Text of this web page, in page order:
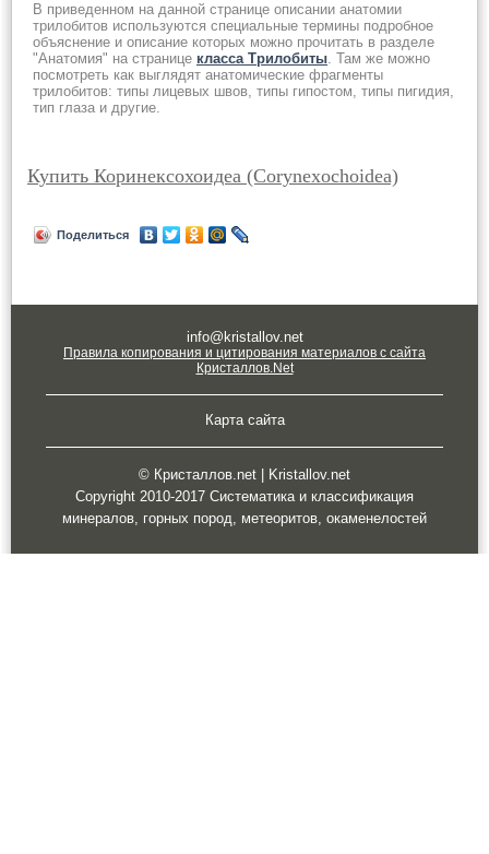
В приведенном на данной странице описании анатомии
трилобитов используются специальные термины подробное
объяснение и описание которых можно прочитать в разделе
"Анатомия" на странице класса Трилобиты. Там же можно
посмотреть как выглядят анатомические фрагменты
трилобитов: типы лицевых швов, типы гипостом, типы пигидия,
тип глаза и другие.
Купить Коринексохоидеа (Corynexochoidea)
Поделиться
info@kristallov.net
Правила копирования и цитирования материалов с сайта
Кристаллов.Net
Карта сайта
© Кристаллов.net | Kristallov.net
Copyright 2010-2017 Систематика и классификация
минералов, горных пород, метеоритов, окаменелостей